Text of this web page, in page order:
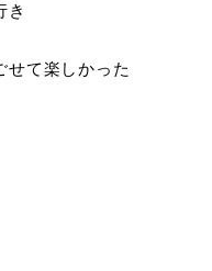
き
せて楽しかった